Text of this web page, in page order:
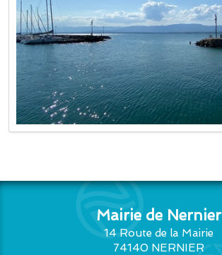
Mairie de Nernier
14 Route de la Mairie
74140 NERNIER